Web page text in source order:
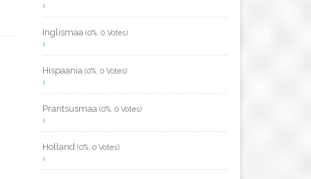
Inglismaa (0%, 0 Votes)
Hispaania (0%, 0 Votes)
Prantsusmaa (0%, 0 Votes)
Holland (0%, 0 Votes)